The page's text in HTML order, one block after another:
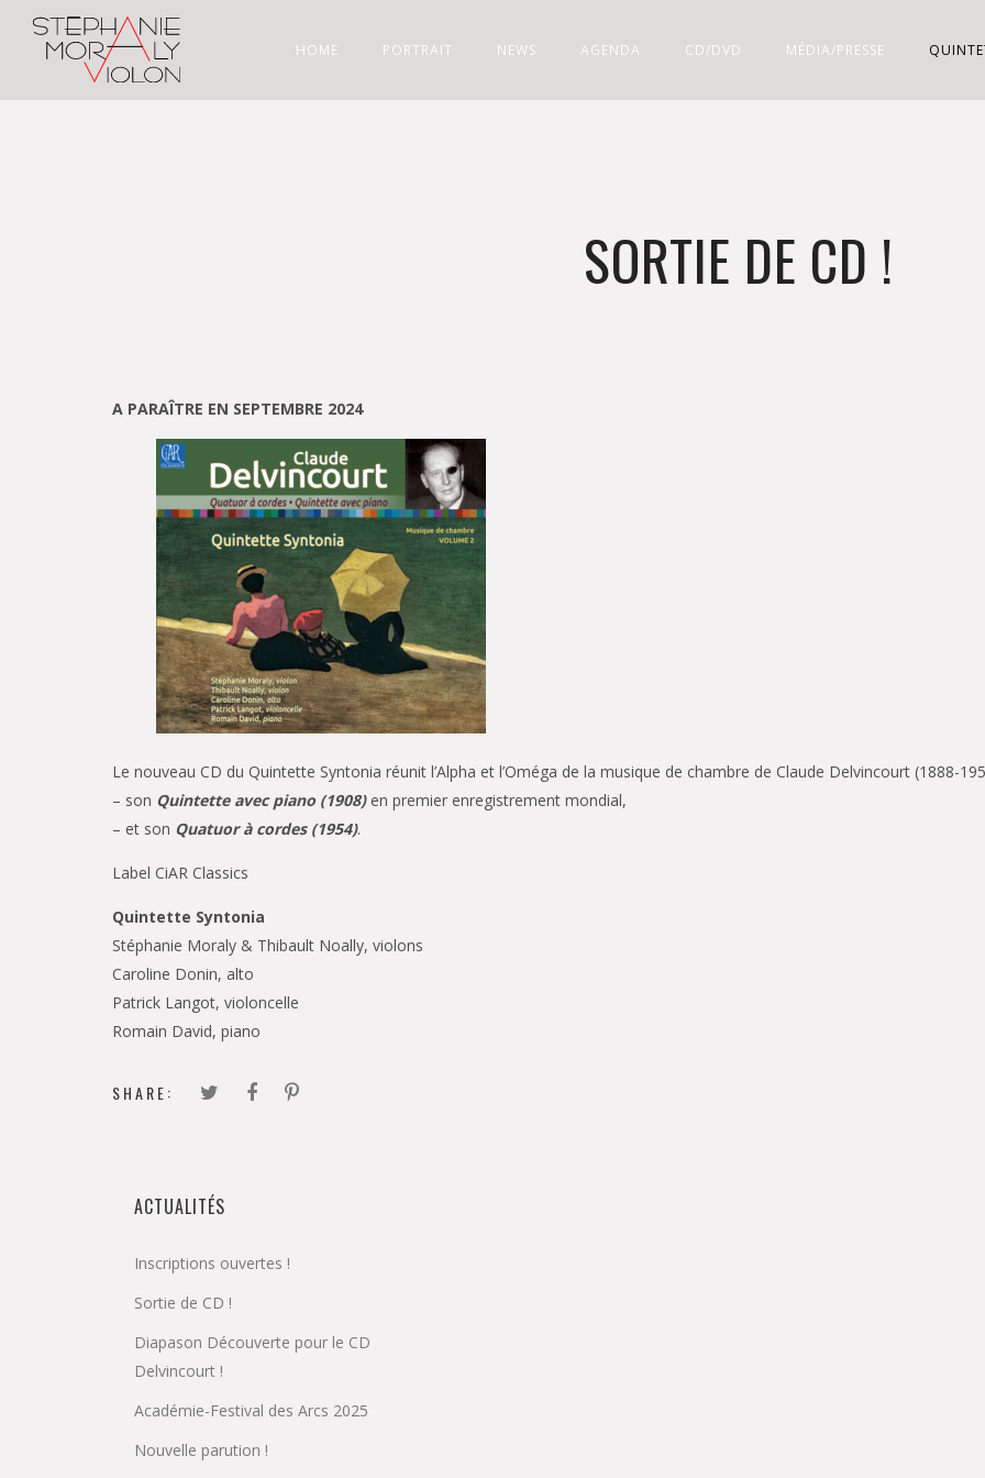
HOME PORTRAIT NEWS AGENDA CD/DVD MÉDIA/PRESSE
SORTIE DE CD !
A PARAÎTRE EN SEPTEMBRE 2024​
​Le nouveau CD du Quintette Syntonia réunit l’Alpha et l’Oméga de la musique de chambre de Claude Delvincourt (1888-
– son Quintette avec piano (1908)en premier enregistrement mondial,
– et son Quatuor à cordes (1954).
Label CiAR Classics
Quintette Syntonia
Stéphanie Moraly & Thibault Noally, violons
Caroline Donin, alto
Patrick Langot, violoncelle
Romain David, piano
SHARE:
ACTUALITÉS
Inscriptions ouvertes !
Sortie de CD !
Diapason Découverte pour le CD
Delvincourt !
Académie-Festival des Arcs 2025
Nouvelle parution !